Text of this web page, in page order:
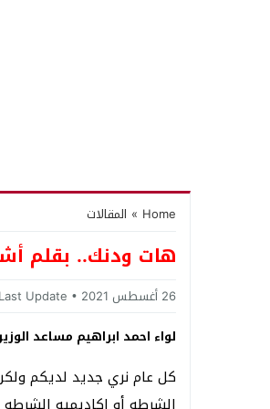
Home
» المقالات
هات ودنك.. بقلم
26 أغسطس 2021 Last Update :
لواء احمد ابراهيم مساعد
كل عام نري جديد لديكم